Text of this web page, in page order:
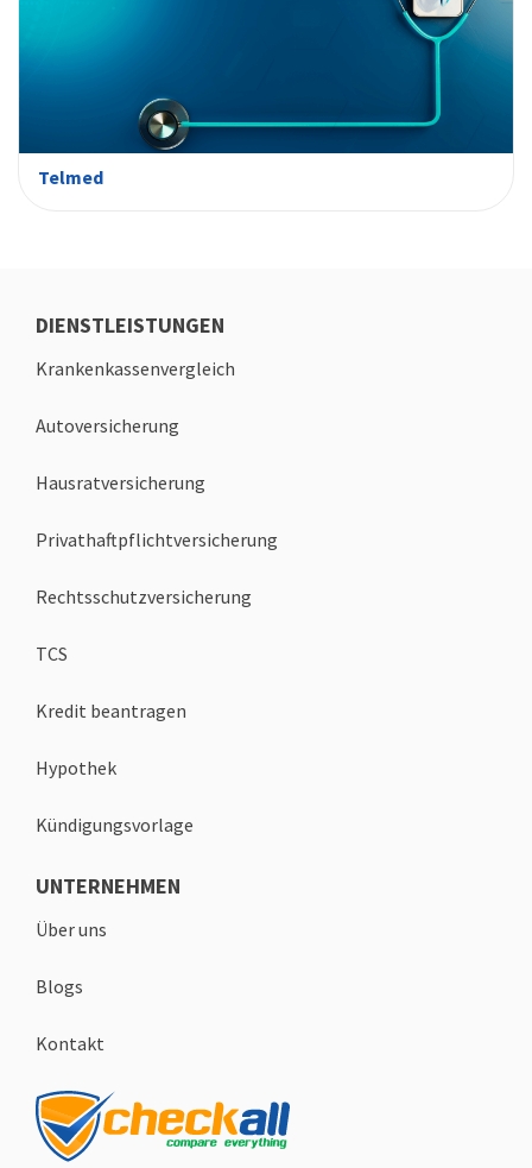
Telmed
DIENSTLEISTUNGEN
Krankenkassenvergleich
Autoversicherung
Hausratversicherung
Privathaftpflichtversicherung
Rechtsschutzversicherung
TCS
Kredit beantragen
Hypothek
Kündigungsvorlage
UNTERNEHMEN
Über uns
Blogs
Kontakt